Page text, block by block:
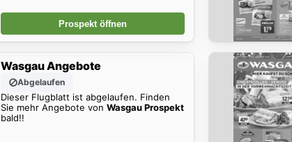
Prospekt öffnen
Wasgau Angebote
Abgelaufen
Dieser Flugblatt ist abgelaufen. Finden
Sie mehr Angebote von Wasgau Prospekt
bald!!